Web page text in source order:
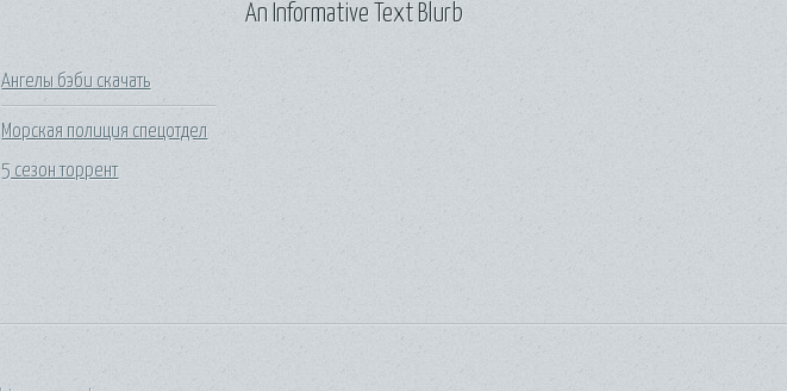
Ангелы бэби скачать
Морская полиция спецотдел
5 сезон торрент
An Informative Text Blurb